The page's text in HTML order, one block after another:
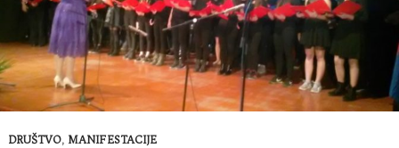
DRUŠTVO, MANIFESTACIJE